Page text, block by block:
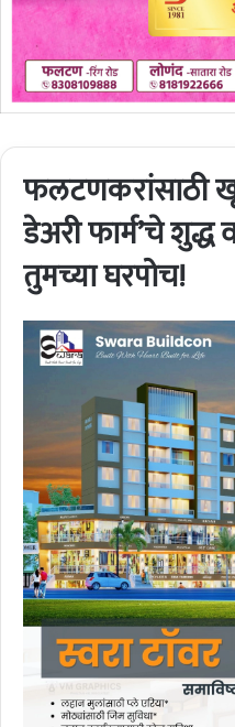
फलटणकरांसाठी
डेअरी फार्म’चे
तुमच्या घरपोच!